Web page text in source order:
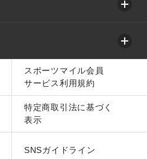
スポーツマイル会員
サービス利用規約
特定商取引法に基づく
表示
SNSガイドライン